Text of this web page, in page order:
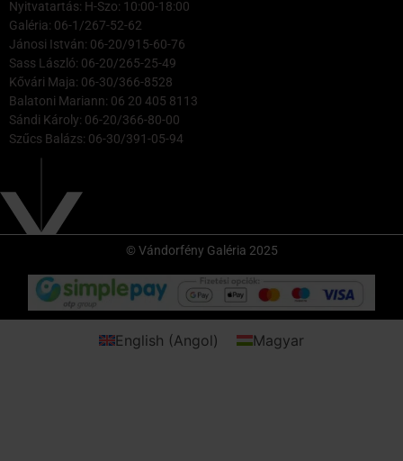
Nyitvatartás: H-Szo: 10:00-18:00
Galéria: 06-1/267-52-62
Jánosi István: 06-20/915-60-76
Sass László: 06-20/265-25-49
Kővári Maja: 06-30/366-8528
Balatoni Mariann: 06 20 405 8113
Sándi Károly: 06-20/366-80-00
Szűcs Balázs: 06-30/391-05-94
© Vándorfény Galéria 2025
English (Angol) Magyar